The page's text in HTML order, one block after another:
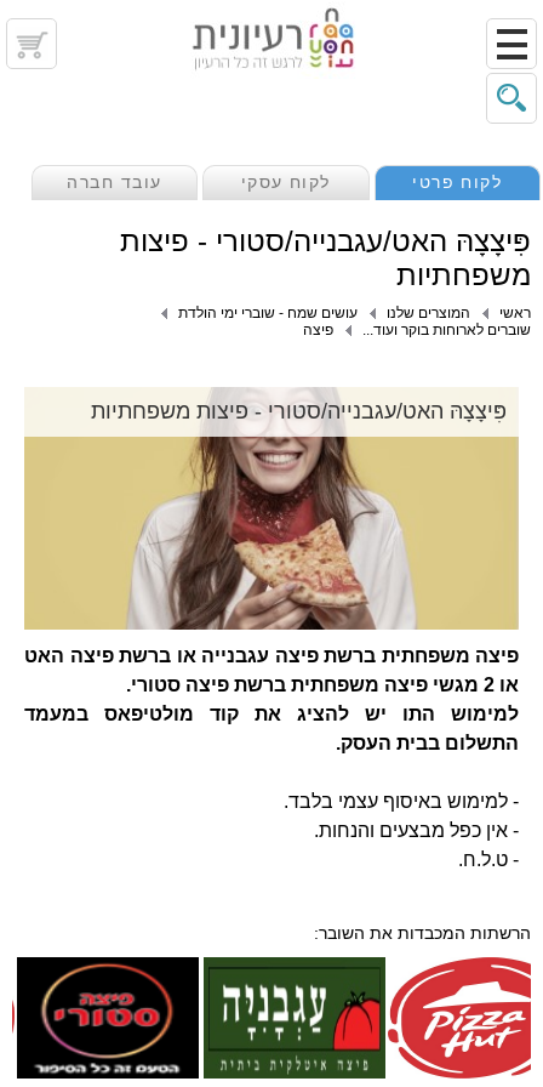
לקוח פרטי לקוח עסקי עובד חברה
פִּיצָצָהּ האט/עגבנייה/סטורי - פיצות
משפחתיות
ראשי המוצרים שלנו
עושים שמח - שוברי ימי הולדת
שוברים לארוחות בוקר ועוד...
פיצה
פִּיצָצָהּ האט/עגבנייה/סטורי - פיצות משפחתיות
פיצה משפחתית ברשת פיצה עגבנייה או ברשת פיצה האט
או 2 מגשי פיצה משפחתית ברשת פיצה סטורי.
למימוש התו יש להציג את קוד מולטיפאס במעמד
התשלום בבית העסק.
- למימוש באיסוף עצמי בלבד.
- אין כפל מבצעים והנחות.
- ט.ל.ח.
הרשתות המכבדות את השובר: